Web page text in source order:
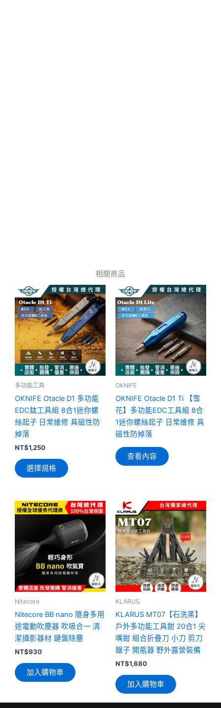
相關商品
多功能工具
OKNIFE Otacle D1 多功能
EDC鈦工具組 8合1迷你螺
絲起子 日常維修 具磁性防
掉落
NT$1,250
選擇規格
此
產
品
有
多
種
款
式。
在
產
品
擇
OKNIFE
OKNIFE Otacle D1 Ti 【雪
花】多功能EDC工具組 8合
1迷你螺絲起子 日常維修 具
磁性防掉落
查看內容
Nitecore
Nitecore BB nano 隨身多用
途電動吹塵器 吹吸合一 清
潔攝影器材 鍵盤除塵
NT$930
加入購物車
KLARUS
KLARUS MT07【石洗黑】
戶外多功能工具鉗 20合1 尖
嘴鉗 組合折疊刀 小刀 剪刀
鋸子 開瓶器 野外露營裝備
NT$1,680
加入購物車